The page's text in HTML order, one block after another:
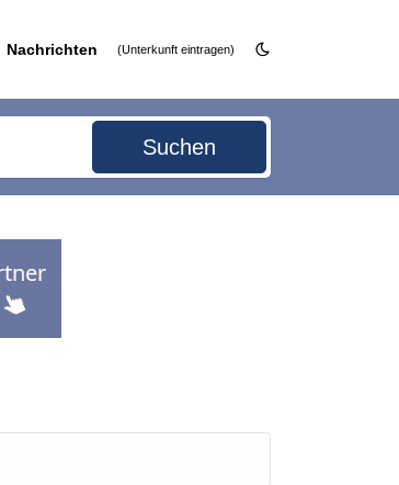
Nachrichten (Unterkunft eintragen)
Suchen